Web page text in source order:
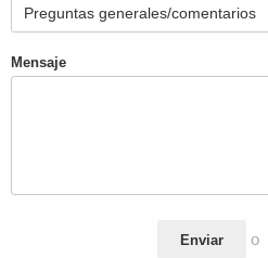
Mensaje
Enviar o